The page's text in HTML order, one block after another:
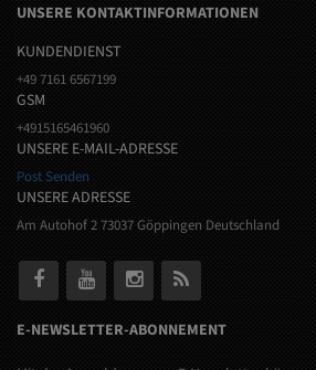
UNSERE KONTAKTINFORMATIONEN
KUNDENDIENST
+49 7161 6567199
GSM
+4915165461960
UNSERE E-MAIL-ADRESSE
Post Senden
UNSERE ADRESSE
Am Autohof 2 73037 Göppingen Deutschland
E-NEWSLETTER-ABONNEMENT